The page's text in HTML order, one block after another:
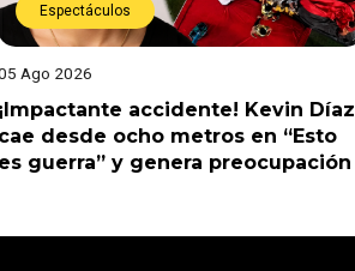
Espectáculos
Ago 2026
¡Impactante accidente! Kevin Díaz
cae desde ocho metros en “Esto
es guerra” y genera preocupación